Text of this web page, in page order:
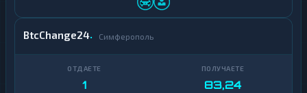
BtcChange24 Симферополь
1 83,24